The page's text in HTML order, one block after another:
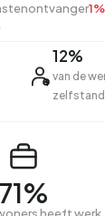
12%
van de
71%